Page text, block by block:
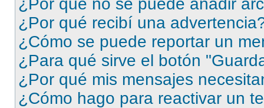
¿Por qué no se puede añadir
¿Por qué recibí una
¿Cómo se puede reportar un
¿Para qué sirve el botón
¿Por qué mis mensajes
¿Cómo hago para reactivar un